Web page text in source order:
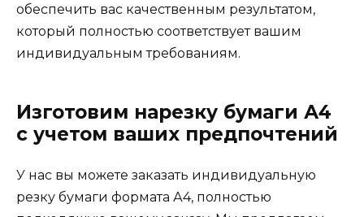
обеспечить вас качественным результатом,
который полностью соответствует вашим
индивидуальным требованиям.
Изготовим нарезку бумаги А4
с учетом ваших предпочтений
У нас вы можете заказать индивидуальную
резку бумаги формата А4, полностью